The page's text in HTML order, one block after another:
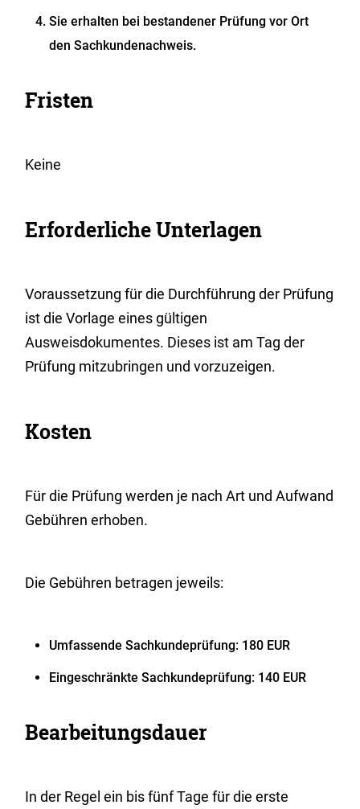
Sie erhalten bei bestandener Prüfung vor Ort
den Sachkundenachweis.
Fristen
Keine
Erforderliche Unterlagen
Voraussetzung für die Durchführung der Prüfung
ist die Vorlage eines gültigen
Ausweisdokumentes. Dieses ist am Tag der
Prüfung mitzubringen und vorzuzeigen.
Kosten
Für die Prüfung werden je nach Art und Aufwand
Gebühren erhoben.
Die Gebühren betragen jeweils:
Umfassende Sachkundeprüfung: 180 EUR
Eingeschränkte Sachkundeprüfung: 140 EUR
Bearbeitungsdauer
In der Regel ein bis fünf Tage für die erste